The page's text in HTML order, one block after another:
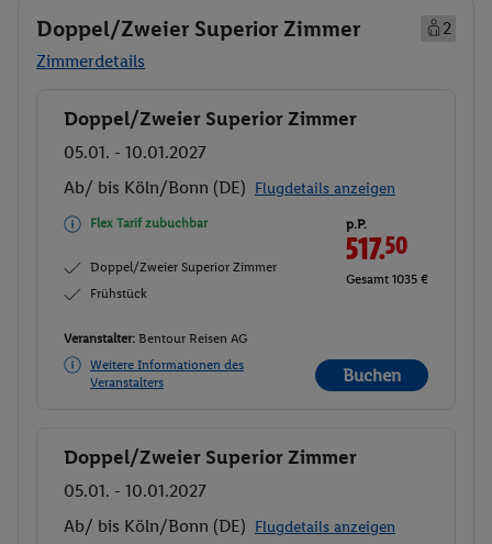
Doppel/Zweier Superior Zimmer
2
Zimmerdetails
Buchen
Doppel/Zweier Superior Zimmer
05.01. - 10.01.2027
Ab/ bis Köln/Bonn (DE) Flugdetails anzeigen
Flex Tarif zubuchbar
Doppel/Zweier Superior Zimmer
Frühstück
p.P.
517.50
Gesamt 1035 €
Veranstalter: Bentour Reisen AG
Weitere Informationen des
Veranstalters
Buchen
Buchen
Doppel/Zweier Superior Zimmer
05.01. - 10.01.2027
Ab/ bis Köln/Bonn (DE) Flugdetails anzeigen